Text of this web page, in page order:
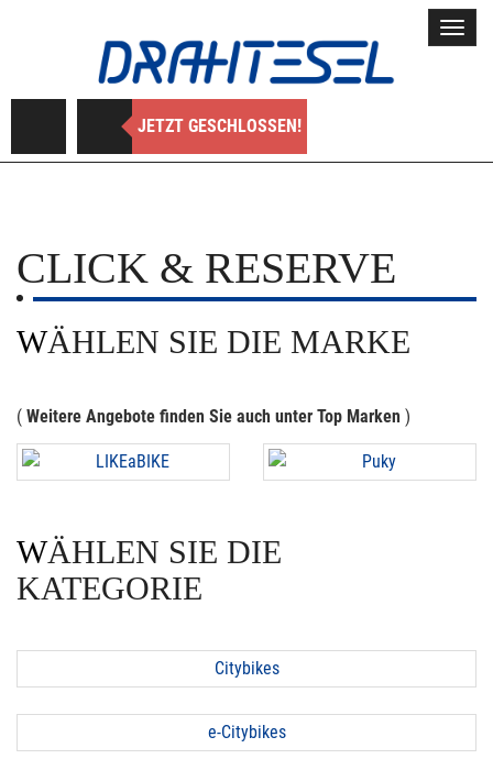
JETZT GESCHLOSSEN!
CLICK & RESERVE
WÄHLEN SIE DIE MARKE
( Weitere Angebote finden Sie auch unter Top Marken )
WÄHLEN SIE DIE
KATEGORIE
Citybikes
e-Citybikes